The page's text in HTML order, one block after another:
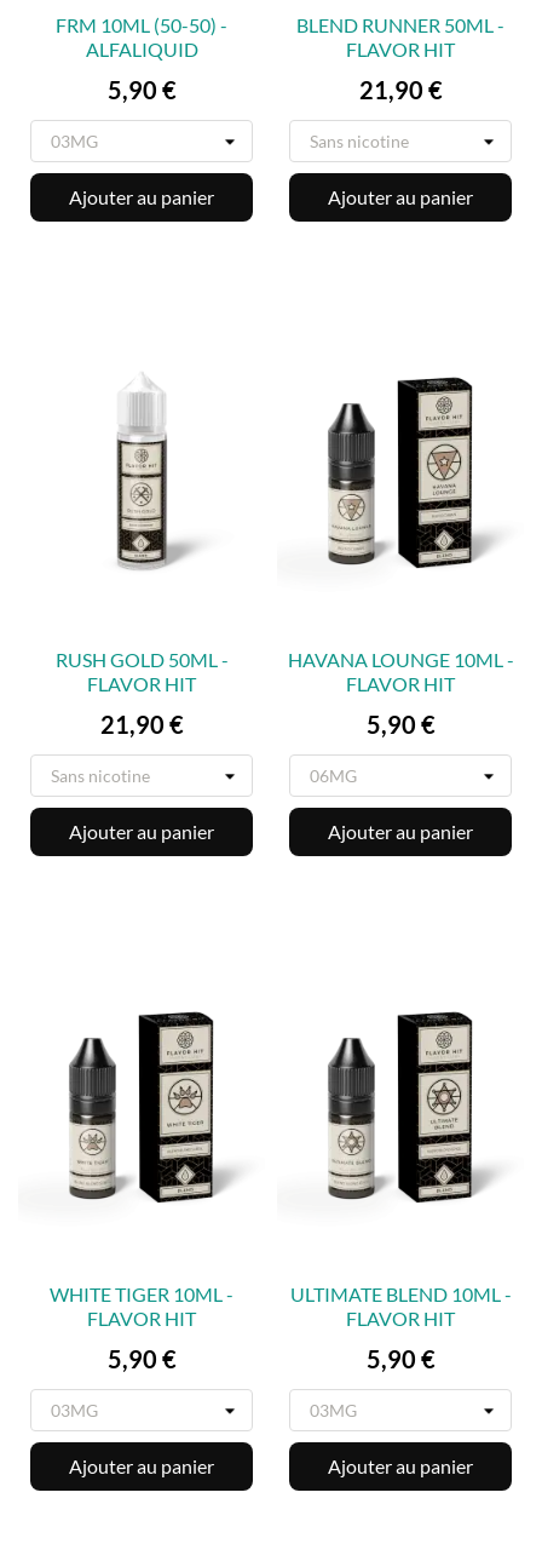
FRM 10ML (50-50) -
ALFALIQUID
Prix
5,90 €
Ajouter au panier
BLEND RUNNER 50ML -
FLAVOR HIT
Prix
21,90 €
Ajouter au panier
RUSH GOLD 50ML -
FLAVOR HIT
Prix
21,90 €
Ajouter au panier
HAVANA LOUNGE 10ML -
FLAVOR HIT
Prix
5,90 €
Ajouter au panier
WHITE TIGER 10ML -
FLAVOR HIT
Prix
5,90 €
Ajouter au panier
ULTIMATE BLEND 10ML -
FLAVOR HIT
Prix
5,90 €
Ajouter au panier